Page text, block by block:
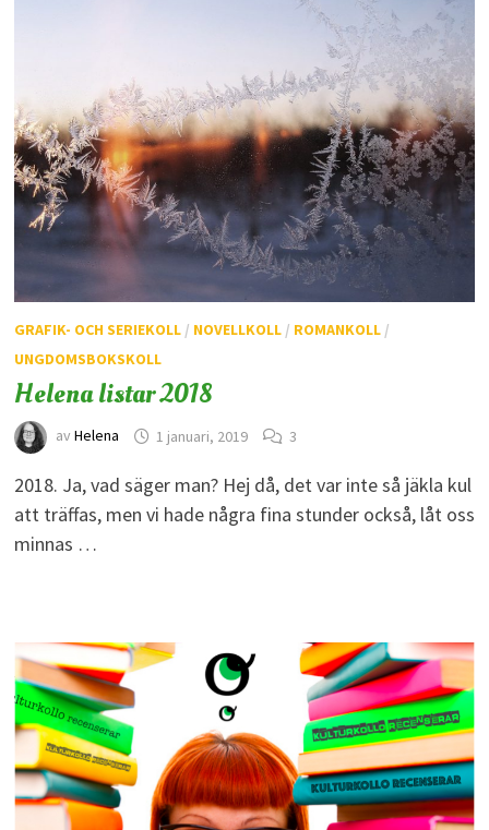
GRAFIK- OCH SERIEKOLL/ NOVELLKOLL/ ROMANKOLL/
UNGDOMSBOKSKOLL
Helena listar 2018
av Helena 1 januari, 2019 3
2018. Ja, vad säger man? Hej då, det var inte så jäkla kul
att träffas, men vi hade några fina stunder också, låt oss
minnas …